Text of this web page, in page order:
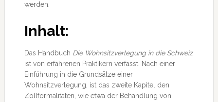
werden.
Inhalt:
Das Handbuch Die Wohnsitzverlegung in die Schweiz
ist von erfahrenen Praktikern verfasst. Nach einer
Einführung in die Grundsätze einer
Wohnsitzverlegung, ist das zweite Kapitel den
Zollformalitäten, wie etwa der Behandlung von